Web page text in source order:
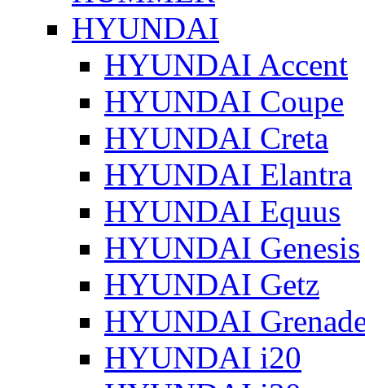
HYUNDAI
HYUNDAI Accent
HYUNDAI Coupe
HYUNDAI Creta
HYUNDAI Elantra
HYUNDAI Equus
HYUNDAI Genesis
HYUNDAI Getz
HYUNDAI
HYUNDAI i20